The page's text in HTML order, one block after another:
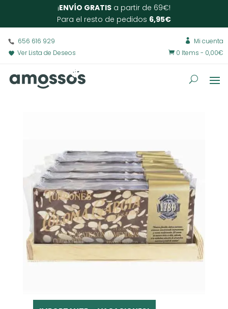
¡ENVÍO GRATIS a partir de 69€!
Para el resto de pedidos 6,95€
656 616 929
Ver Lista de Deseos
 Mi cuenta
 0 Items - 0,00€